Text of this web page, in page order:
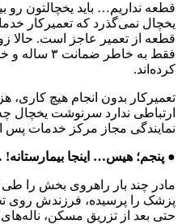
یخچال نمی‌گذرد که تعمیرکار
قطعه از تعمیر عاجز است. حالا
فقط به خاطر
کرده‌اند.
تعمیرکار بدون انجام هیچ کاری،
ارتباطی ندارد سرنوشت یخچال
نمایندگی مجاز مرکز خدمات
● پنجم؛ هیس… اینجا
مادر چند بار راهروی بخش را
پزشک را پرسیده، فرزندش روی
حتی بعد از تزریق مسکن،